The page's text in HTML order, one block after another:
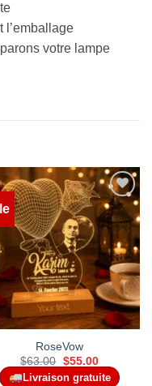
l’emballage
votre lampe
Add to
wishlist
RoseVow
$63.00 Original
price
was:
$55.00Current
price
is:
Livraison gratuite